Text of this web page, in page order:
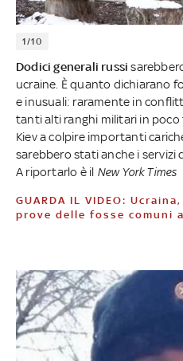
1/10
Dodici generali russi
ucraine. È quanto dichiarano
e inusuali: raramente in
tanti alti ranghi militari in
Kiev a colpire importanti
sarebbero stati anche i servizi
A riportarlo è il New York Times
GUARDA IL VIDEO: Ucraina, Usa all'Onu: "Ci sono
prove delle fosse comuni